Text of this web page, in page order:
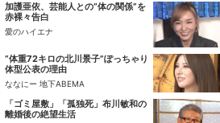
加護亜依、芸能人との“体の関係”を
赤裸々告白
愛のハイエナ
“体重72キロの北川景子”ぽっちゃり
体型公表の理由
ななにー 地下ABEMA
「ゴミ屋敷」「孤独死」布川敏和の
離婚後の絶望生活